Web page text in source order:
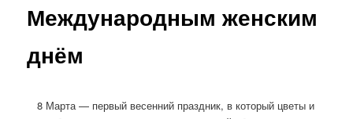
Международным женским
днём
8 Марта — первый весенний праздник, в который цветы и